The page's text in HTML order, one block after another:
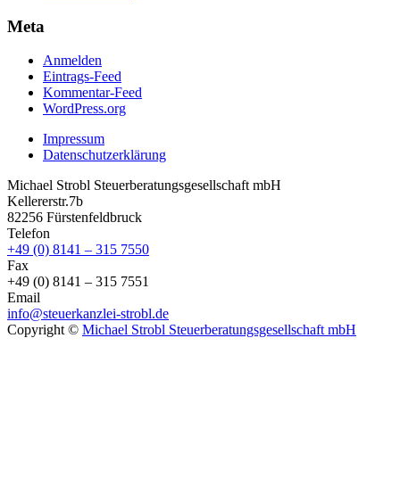
Meta
Anmelden
Eintrags-Feed
Kommentar-Feed
WordPress.org
Impressum
Datenschutzerklärung
Michael Strobl Steuerberatungsgesellschaft mbH
Kellererstr.7b
82256 Fürstenfeldbruck
Telefon
+49 (0) 8141 – 315 7550
Fax
+49 (0) 8141 – 315 7551
Email
info@steuerkanzlei-strobl.de
Copyright © Michael Strobl Steuerberatungsgesellschaft mbH